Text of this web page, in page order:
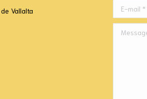
Vallalta
E-mail *
Message